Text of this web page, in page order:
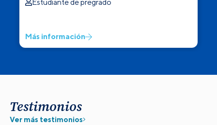
Estudiante de pregrado
Más información
Testimonios
Ver más testimonios